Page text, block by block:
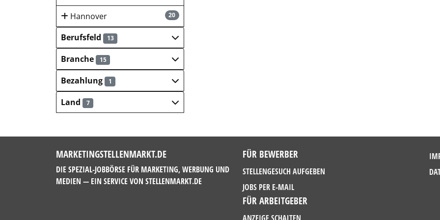
20
Hannover
Berufsfeld
13
Branche 15
Bezahlung 1
Land 7
MARKETINGSTELLENMARKT.DE
DIE SPEZIAL-JOBBÖRSE FÜR MARKETING, WERBUNG UND
MEDIEN — EIN SERVICE VON STELLENMARKT.DE
FÜR BEWERBER
STELLENGESUCH AUFGEBEN
JOBS PER E-MAIL
FÜR ARBEITGEBER